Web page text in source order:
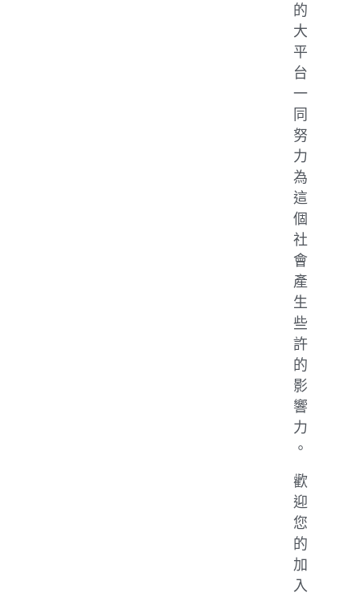
的
大
平
台
一
同
努
力
為
這
個
社
會
產
生
些
許
的
影
響
力
。
歡
迎
您
的
加
入